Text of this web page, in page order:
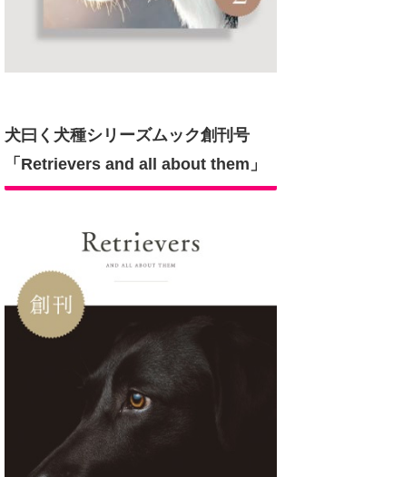
犬曰く犬種シリーズムック創刊号
「Retrievers and all about them」